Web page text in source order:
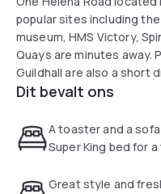
popular sites including
museum, HMS Victory,
Quays are minutes away.
Guildhall are also a short
minute drive away,
kitchenette including
fridge freezer. All rooms
There is also off road
Dit bevalt ons
A toaster and a
Super King bed for
Great style and